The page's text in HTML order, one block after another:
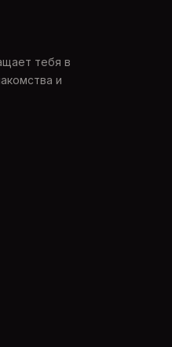
тебя в
и